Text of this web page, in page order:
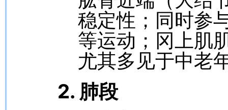
稳定性；同时参
等运动；冈上肌
尤其多见于中老
2. 肺段